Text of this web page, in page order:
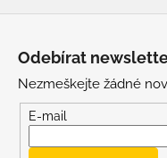
Odebírat
Nezmeškejte žádné
E-mail